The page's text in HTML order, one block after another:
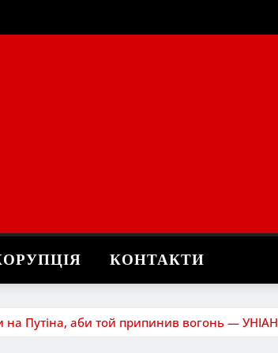
КОНТАКТИ
на Путіна, аби той припинив вогонь — УНІАН